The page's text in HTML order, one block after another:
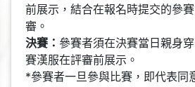
前展示，結合在報名時提交的參
審。
決賽： 參賽者須在決賽當日親身
賽漢服在評審前展示。
*參賽者一旦參與比賽，即代表同